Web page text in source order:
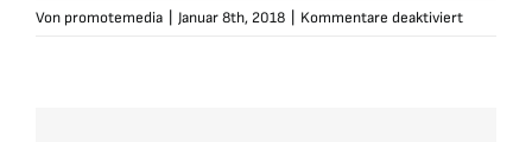
Von promotemedia Januar 8th, 2018 Kommentare deaktiviertfür